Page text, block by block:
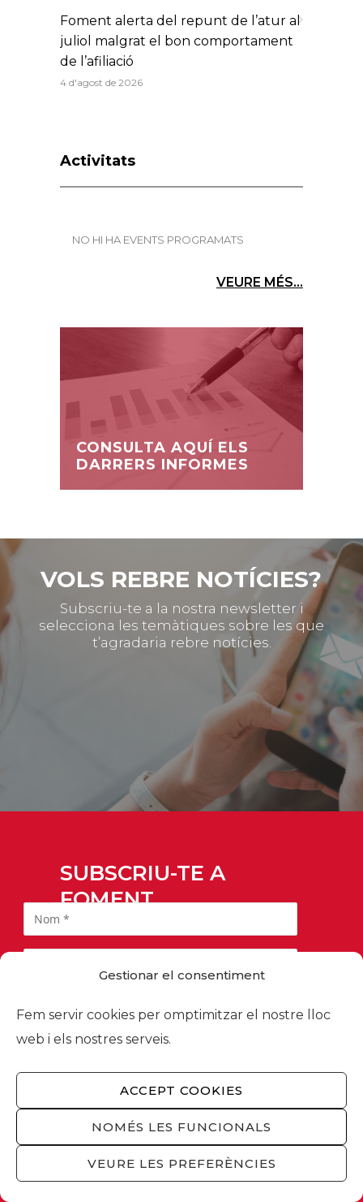
Gestionar el consentiment
Fem servir cookies per omptimitzar el nostre lloc
web i els nostres serveis.
ACCEPT COOKIES
NOMÉS LES FUNCIONALS
VEURE LES PREFERÈNCIES
Foment alerta del repunt de l’atur al
juliol malgrat el bon comportament
de l’afiliació
4 d'agost de 2026
Activitats
NO HI HA EVENTS PROGRAMATS
VEURE MÉS...
CONSULTA AQUÍ ELS
DARRERS INFORMES
VOLS REBRE NOTÍCIES?
Subscriu-te a la nostra newsletter i
selecciona les temàtiques sobre les que
t’agradaria rebre notícies.
SUBSCRIU-TE A
FOMENT
Informació bàsica sobre protecció de dades:
Responsable:FOMENT DEL TREBALL NACIONAL.
Subscripció al butlletí informatiu i, si
escau, per a prospecció comercial.